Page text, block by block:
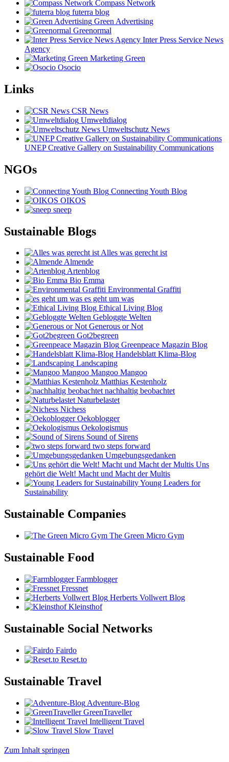
Compass Network
futerra blog
Green Advertising
Greenormal
Inter Press Service News
Agency
Marketing Green
Osocio
Links
CSR News
Umweltdialog
Umweltschutz News
UNEP Creative Gallery on Sustainability Communications
NGOs
Connecting Youth Blog
OIKOS
sneep
Sustainable Blogs
Alles was gerecht ist
Almende
Artenblog
Bio Emma
Environmental Graffiti
es geht um was
Ethical Living Blog
Gebloggte Welten
Generous or Not
Got2begreen
Greenpeace Magazin Blog
Handelsblatt Klima-Blog
Landscaping
Mangoo Mangoo
Matthias Kestenholz
nachhaltig beobachtet
Naturbelastet
Nichess
Oekoblogger
Oekologismus
Sound of Sirens
two steps forward
Umgebungsgedanken
Uns
gehört die Welt! Macht und Macht der Multis
Young Leaders for
Sustainability
Sustainable Companies
The Green Micro Gym
Sustainable Food
Farmblogger
Fressnet
Herberts Vollwert Blog
Kleinsthof
Sustainable Social Networks
Fairdo
Reset.to
Sustainable Travel
Adventure-Blog
GreenTraveller
Intelligent Travel
Slow Travel
Zum Inhalt springen